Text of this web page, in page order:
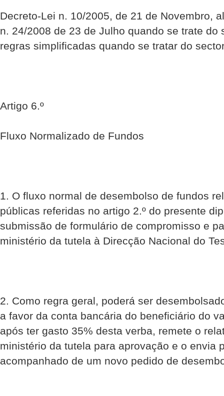
Decreto-Lei n. 10/2005, de 21 de Novembro,
n. 24/2008 de 23 de Julho quando se trate do
regras simplificadas quando se tratar do
Artigo 6.º
Fluxo Normalizado de Fundos
1. O fluxo normal de desembolso de fundos
públicas referidas no artigo 2.º do presente
submissão de formulário de compromisso e
ministério da tutela à Direcção Nacional do
2. Como regra geral, poderá ser
a favor da conta bancária do beneficiário do
após ter gasto 35% desta verba, remete o
ministério da tutela para aprovação e o envia
acompanhado de um novo pedido de